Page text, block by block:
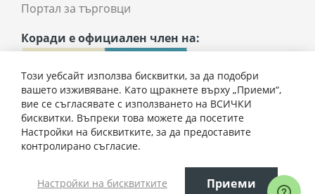
194,00 € / 379,43 лв.
Добави
Портал за търговци
Коради е официален член на:
Всички права запазени © 2025 coradi.bg
Този уебсайт използва бисквитки, за да подобри
вашето изживяване. Като щракнете върху „Приеми“,
вие се съгласявате с използването на ВСИЧКИ
бисквитки. Въпреки това можете да посетите
Настройки на бисквитките, за да предоставите
контролирано съгласие.
Настройки на бисквитките Приеми